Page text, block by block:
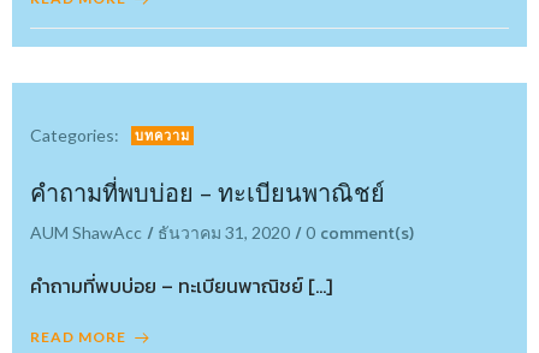
Categories: บทความ
คำถามที่พบบ่อย – ทะเบียนพาณิชย์
AUM ShawAcc / ธันวาคม 31, 2020 /0 comment(s)
คำถามที่พบบ่อย – ทะเบียนพาณิชย์ […]
READ MORE